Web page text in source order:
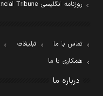
روزنامه انگلیسی Financial Tribune
تماس با ما تبلیغات
همکاری با ما
درباره ما